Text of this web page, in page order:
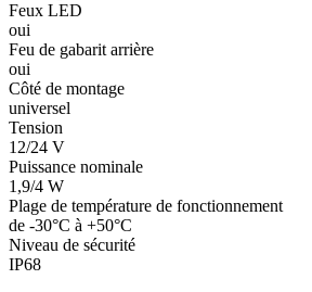
Feux LED
oui
Feu de gabarit arrière
oui
Côté de montage
universel
Tension
12/24 V
Puissance nominale
1,9/4 W
Plage de température de fonctionnement
de -30°C à +50°C
Niveau de sécurité
IP68